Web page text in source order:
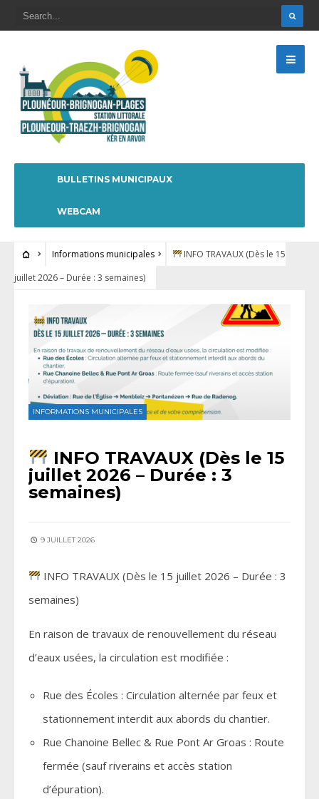
BULLETINS MUNICIPAUX
WEBCAM
Informations municipales
INFO TRAVAUX (Dès le 15
juillet 2026 – Durée : 3 semaines)
INFORMATIONS MUNICIPALES
INFO TRAVAUX (Dès le 15
juillet 2026 – Durée : 3
semaines)
9 JUILLET 2026
INFO TRAVAUX (Dès le 15 juillet 2026 – Durée : 3
semaines)
En raison de travaux de renouvellement du réseau
d’eaux usées, la circulation est modifiée :
Rue des Écoles : Circulation alternée par feux et
stationnement interdit aux abords du chantier.
Rue Chanoine Bellec & Rue Pont Ar Groas : Route
fermée (sauf riverains et accès station
d’épuration).